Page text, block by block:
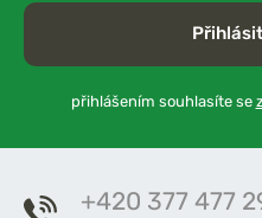
přihlášením souhlasíte se
+420 377 477